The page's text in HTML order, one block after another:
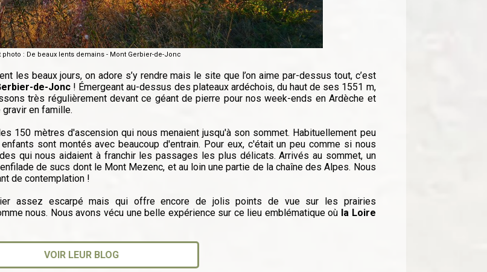
photo : De beaux lents demains - Mont Gerbier-de-Jonc
les beaux jours, on adore s’y rendre mais le site que l’on aime par-dessus tout, c’est
de-Jonc! Émergeant au-dessus des plateaux ardéchois, du haut de ses 1551 m,
très régulièrement devant ce géant de pierre pour nos week-ends en Ardèche et
en famille.
150 mètres d'ascension qui nous menaient jusqu'à son sommet. Habituellement peu
sont montés avec beaucoup d'entrain. Pour eux, c'était un peu comme si nous
qui nous aidaient à franchir les passages les plus délicats. Arrivés au sommet, un
de sucs dont le Mont Mezenc, et au loin une partie de la chaîne des Alpes. Nous
de contemplation !
assez escarpé mais qui offre encore de jolis points de vue sur les prairies
nous. Nous avons vécu une belle expérience sur ce lieu emblématique où la Loire
VOIR LEUR BLOG